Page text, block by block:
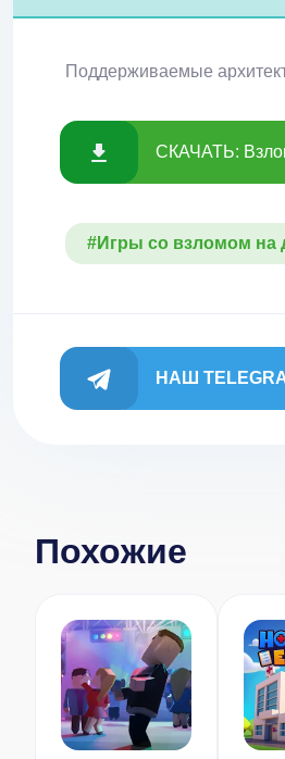
Поддерживаемые
СКАЧАТЬ:
#Игры со взломом на
НАШ
Похожие